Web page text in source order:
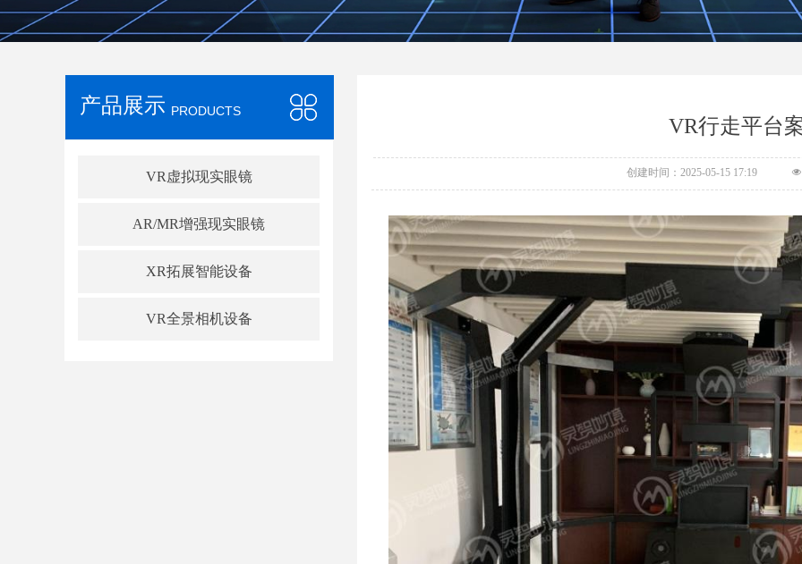
VR行走平台
创建时间： 2025-05-15 17:19 넶
产品展示 PRODUCTS
VR虚拟现实眼镜
AR/MR增强现实眼镜
XR拓展智能设备
VR全景相机设备